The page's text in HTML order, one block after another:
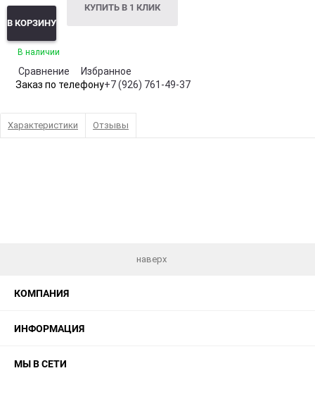
В КОРЗИНУ
КУПИТЬ В 1 КЛИК
В наличии
Сравнение
Избранное
Заказ по телефону+7 (926) 761-49-37
Характеристики Отзывы
наверх
КОМПАНИЯ
ИНФОРМАЦИЯ
МЫ В СЕТИ